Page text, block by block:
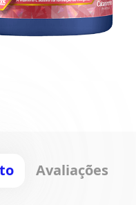
Avaliações